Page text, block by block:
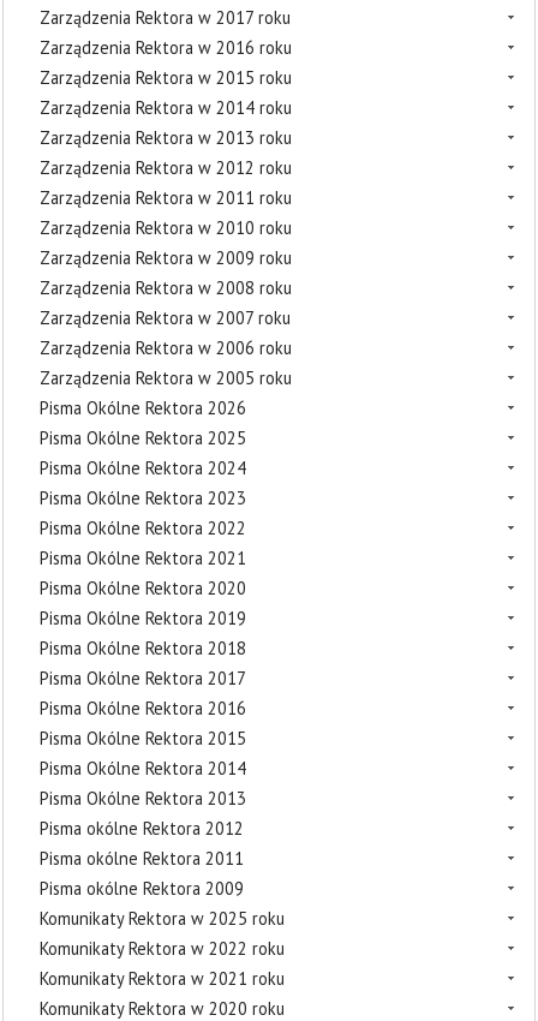
Zarządzenia Rektora w 2017 roku
Zarządzenia Rektora w 2016 roku
Zarządzenia Rektora w 2015 roku
Zarządzenia Rektora w 2014 roku
Zarządzenia Rektora w 2013 roku
Zarządzenia Rektora w 2012 roku
Zarządzenia Rektora w 2011 roku
Zarządzenia Rektora w 2010 roku
Zarządzenia Rektora w 2009 roku
Zarządzenia Rektora w 2008 roku
Zarządzenia Rektora w 2007 roku
Zarządzenia Rektora w 2006 roku
Zarządzenia Rektora w 2005 roku
Pisma Okólne Rektora 2026
Pisma Okólne Rektora 2025
Pisma Okólne Rektora 2024
Pisma Okólne Rektora 2023
Pisma Okólne Rektora 2022
Pisma Okólne Rektora 2021
Pisma Okólne Rektora 2020
Pisma Okólne Rektora 2019
Pisma Okólne Rektora 2018
Pisma Okólne Rektora 2017
Pisma Okólne Rektora 2016
Pisma Okólne Rektora 2015
Pisma Okólne Rektora 2014
Pisma Okólne Rektora 2013
Pisma okólne Rektora 2012
Pisma okólne Rektora 2011
Pisma okólne Rektora 2009
Komunikaty Rektora w 2025 roku
Komunikaty Rektora w 2022 roku
Komunikaty Rektora w 2021 roku
Komunikaty Rektora w 2020 roku